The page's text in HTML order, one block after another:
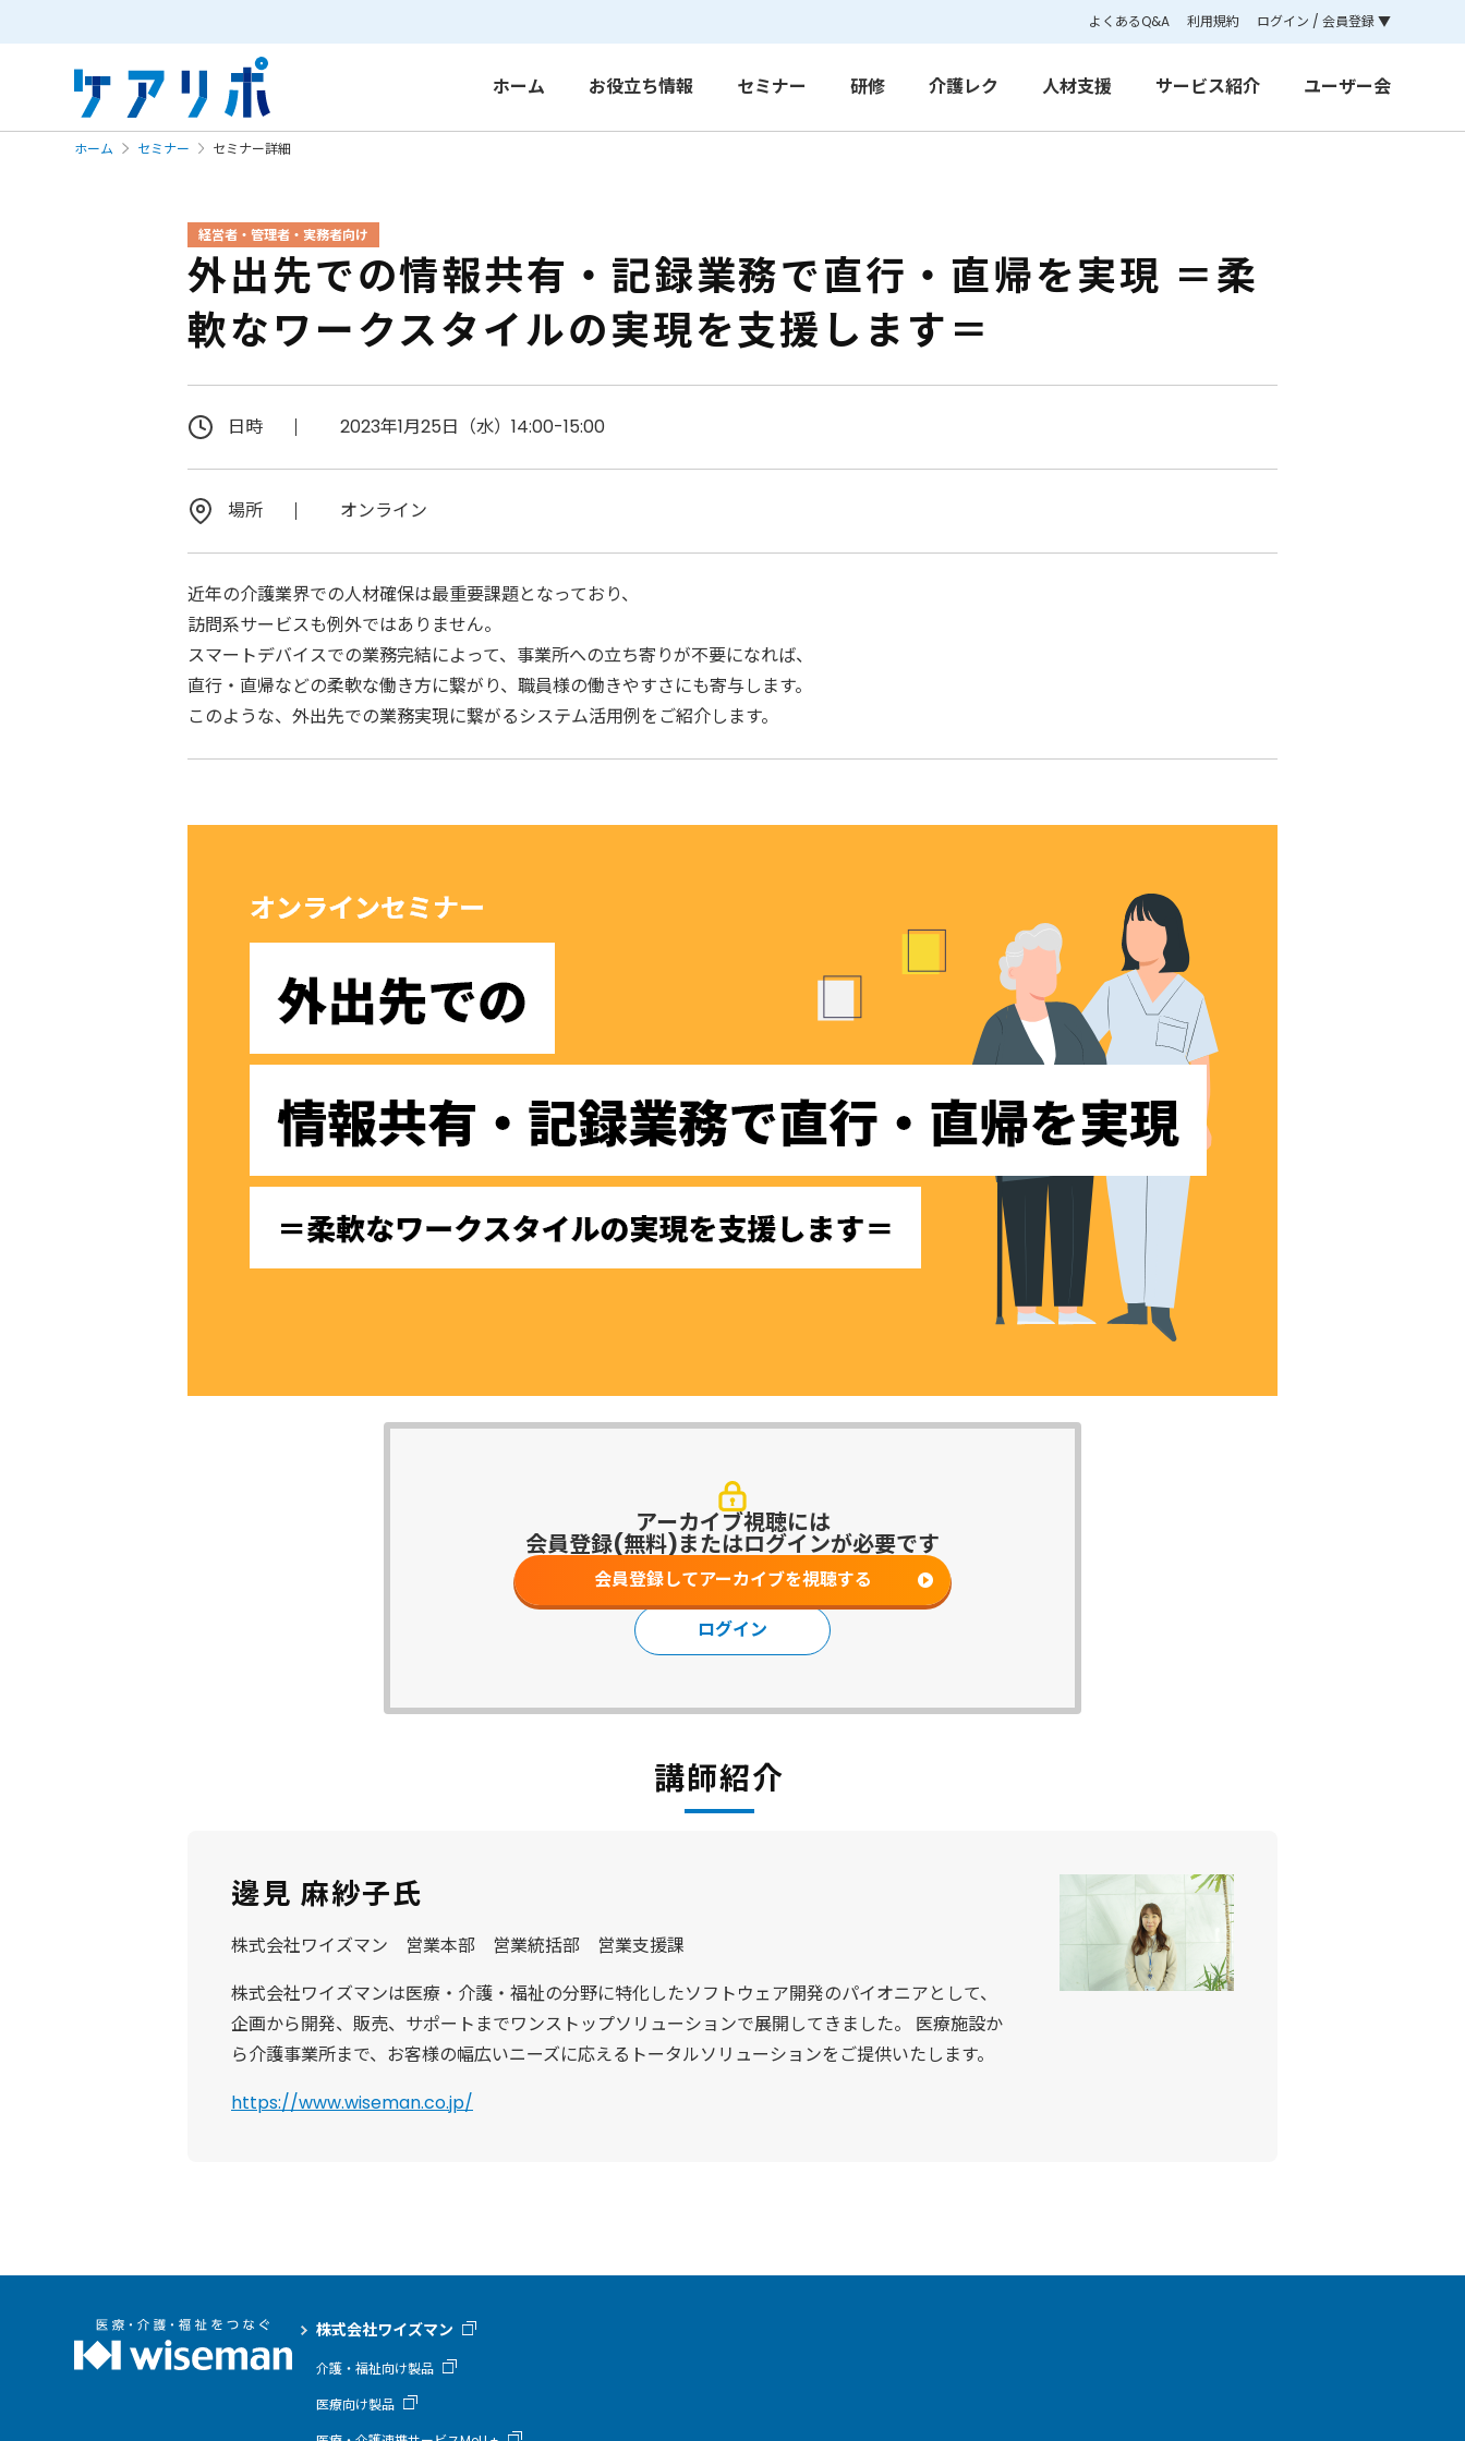
よくあるQ&A 利用規約 ログイン / 会員登録 ▼
ホーム お役立ち情報 セミナー 研修 介護レク 人材支援 サービス紹介 ユーザー会
ホーム セミナー セミナー詳細
経営者・管理者・実務者向け
外出先での情報共有・記録業務で直行・直帰を実現 ＝柔
軟なワークスタイルの実現を支援します＝
日時 2023年1月25日（水）14:00-15:00
場所 オンライン
近年の介護業界での人材確保は最重要課題となっており、
訪問系サービスも例外ではありません。
スマートデバイスでの業務完結によって、事業所への立ち寄りが不要になれば、
直行・直帰などの柔軟な働き方に繋がり、職員様の働きやすさにも寄与します。
このような、外出先での業務実現に繋がるシステム活用例をご紹介します。
アーカイブ視聴には
会員登録(無料)またはログインが必要です
会員登録してアーカイブを視聴する
ログイン
講師紹介
邊見 麻紗子氏
株式会社ワイズマン 営業本部 営業統括部 営業支援課
株式会社ワイズマンは医療・介護・福祉の分野に特化したソフトウェア開発のパイオニアとして、
企画から開発、販売、サポートまでワンストップソリューションで展開してきました。 医療施設か
ら介護事業所まで、お客様の幅広いニーズに応えるトータルソリューションをご提供いたします。
https://www.wiseman.co.jp/
株式会社ワイズマン
介護・福祉向け製品
医療向け製品